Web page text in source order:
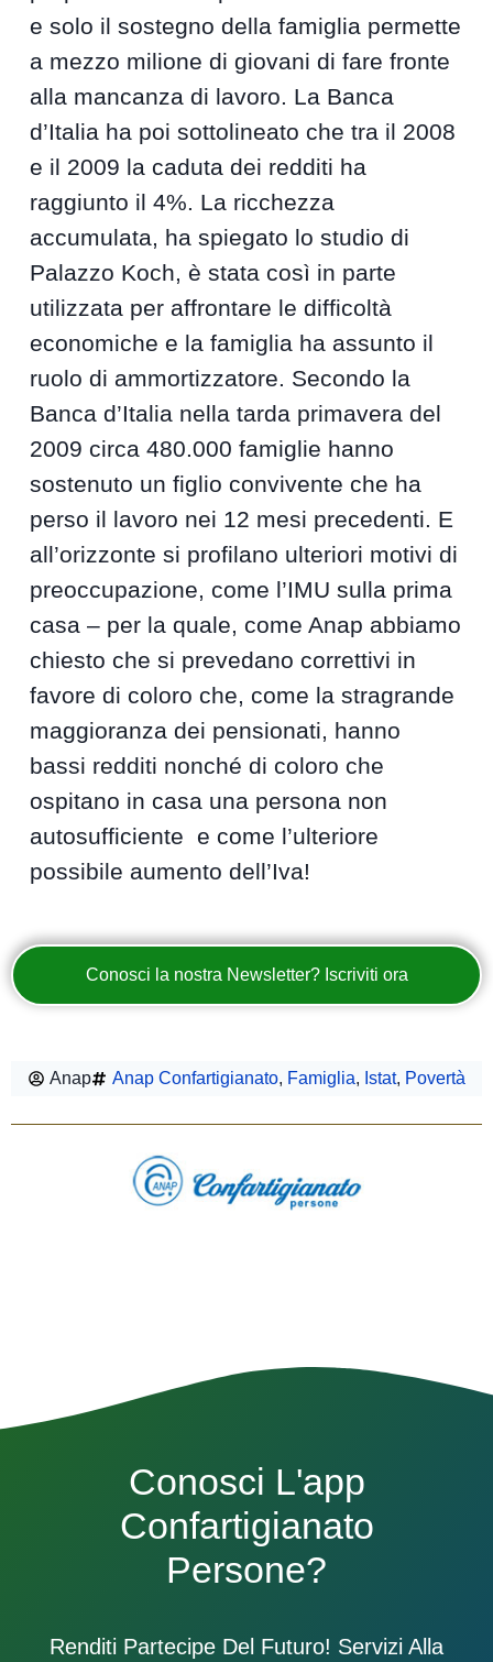
e solo il sostegno della famiglia permette
a mezzo milione di giovani di fare fronte
alla mancanza di lavoro. La Banca
d’Italia ha poi sottolineato che tra il 2008
e il 2009 la caduta dei redditi ha
raggiunto il 4%. La ricchezza
accumulata, ha spiegato lo studio di
Palazzo Koch, è stata così in parte
utilizzata per affrontare le difficoltà
economiche e la famiglia ha assunto il
ruolo di ammortizzatore. Secondo la
Banca d’Italia nella tarda primavera del
2009 circa 480.000 famiglie hanno
sostenuto un figlio convivente che ha
perso il lavoro nei 12 mesi precedenti. E
all’orizzonte si profilano ulteriori motivi di
preoccupazione, come l’IMU sulla prima
casa – per la quale, come Anap abbiamo
chiesto che si prevedano correttivi in
favore di coloro che, come la stragrande
maggioranza dei pensionati, hanno
bassi redditi nonché di coloro che
ospitano in casa una persona non
autosufficiente e come l’ulteriore
possibile aumento dell’Iva!
Conosci la nostra Newsletter? Iscriviti ora
Anap Anap Confartigianato, Famiglia, Istat, Povertà
Conosci L'app
Confartigianato
Persone?
Renditi Partecipe Del Futuro! Servizi Alla